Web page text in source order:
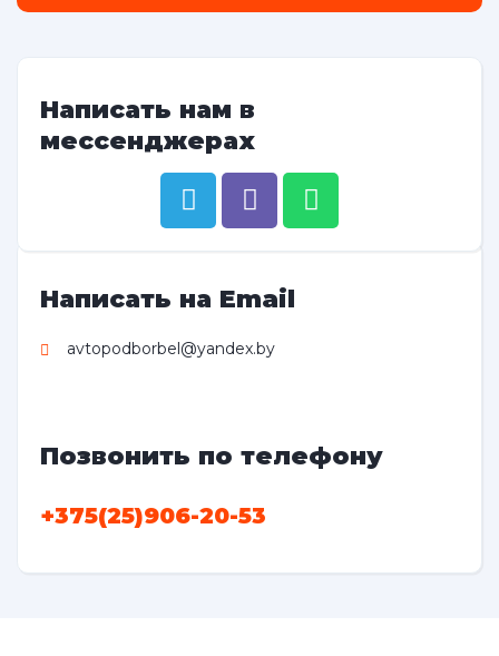
Написать нам в
мессенджерах
Написать на Email
avtopodborbel@yandex.by
Позвонить по телефону
+375(25)906-20-53